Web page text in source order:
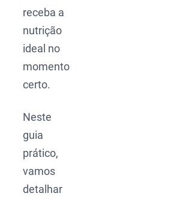
receba a
nutrição
ideal no
momento
certo.
Neste
guia
prático,
vamos
detalhar